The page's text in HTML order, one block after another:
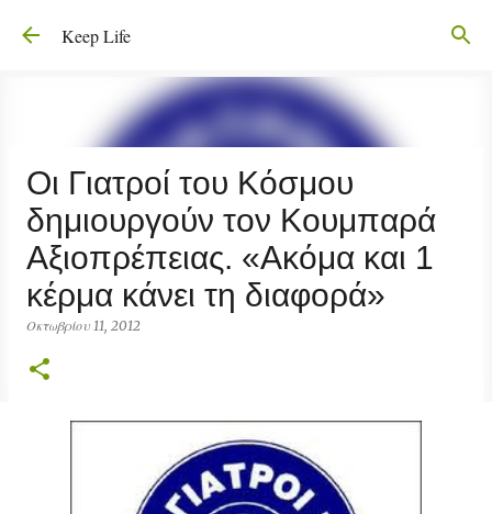
Μετάβαση στο κύριο περιεχόμενο
Keep Life
Οι Γιατροί του Κόσμου
δημιουργούν τον Κουμπαρά
Αξιοπρέπειας. «Ακόμα και 1
κέρμα κάνει τη διαφορά»
Οκτωβρίου 11, 2012